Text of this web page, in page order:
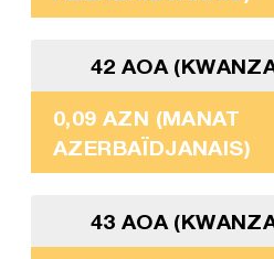
42 AOA
0,09 AZN (MANAT
AZERBAÏDJANAIS)
43 AOA